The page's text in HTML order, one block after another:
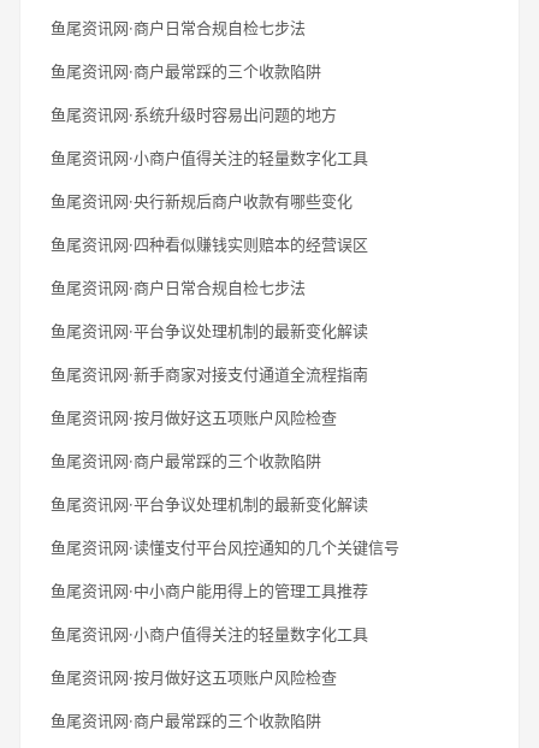
鱼尾资讯网·商户日常合规自检七步法
鱼尾资讯网·商户最常踩的三个收款陷阱
鱼尾资讯网·系统升级时容易出问题的地方
鱼尾资讯网·小商户值得关注的轻量数字化工具
鱼尾资讯网·央行新规后商户收款有哪些变化
鱼尾资讯网·四种看似赚钱实则赔本的经营误区
鱼尾资讯网·商户日常合规自检七步法
鱼尾资讯网·平台争议处理机制的最新变化解读
鱼尾资讯网·新手商家对接支付通道全流程指南
鱼尾资讯网·按月做好这五项账户风险检查
鱼尾资讯网·商户最常踩的三个收款陷阱
鱼尾资讯网·平台争议处理机制的最新变化解读
鱼尾资讯网·读懂支付平台风控通知的几个关键信号
鱼尾资讯网·中小商户能用得上的管理工具推荐
鱼尾资讯网·小商户值得关注的轻量数字化工具
鱼尾资讯网·按月做好这五项账户风险检查
鱼尾资讯网·商户最常踩的三个收款陷阱